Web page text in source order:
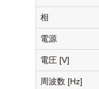
相
電源
電圧 [V]
周波数 [Hz]